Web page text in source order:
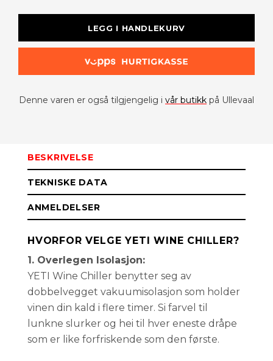
LEGG I HANDLEKURV
Denne varen er også tilgjengelig i vår butikk på Ullevaal
BESKRIVELSE
TEKNISKE DATA
ANMELDELSER
HVORFOR VELGE YETI WINE CHILLER?
1. Overlegen Isolasjon:
YETI Wine Chiller benytter seg av
dobbelvegget vakuumisolasjon som holder
vinen din kald i flere timer. Si farvel til
lunkne slurker og hei til hver eneste dråpe
som er like forfriskende som den første.